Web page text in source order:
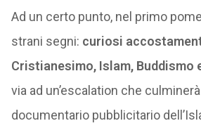
Ad un certo punto, nel primo
strani segni: curiosi
Cristianesimo, Islam, Buddismo
via ad un’escalation che
documentario pubblicitario